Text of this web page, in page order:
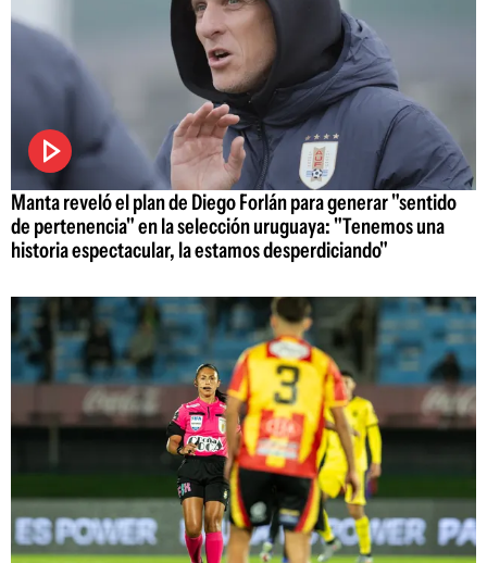
Manta reveló el plan de Diego Forlán para generar "sentido
de pertenencia" en la selección uruguaya: "Tenemos una
historia espectacular, la estamos desperdiciando"